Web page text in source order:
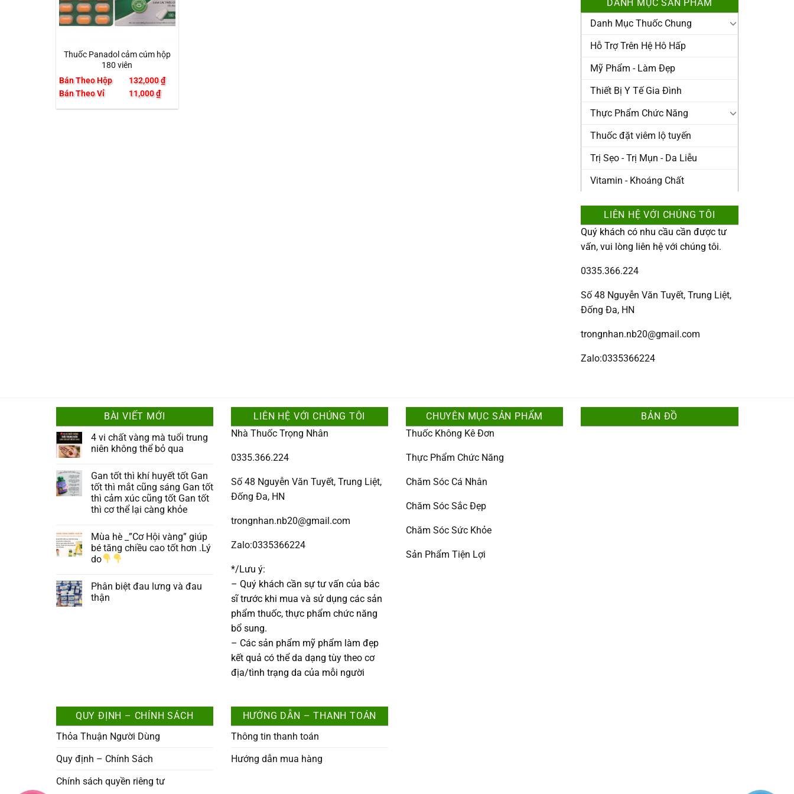
Thuốc Panadol cảm cúm hộp
180 viên
Bán Theo Hộp 132,000₫
Bán Theo Vỉ
11,000₫
DANH MỤC SẢN PHẨM
Danh Mục Thuốc Chung
Hỗ Trợ Trên Hệ Hô Hấp
Mỹ Phẩm - Làm Đẹp
Thiết Bị Y Tế Gia Đình
Thực Phẩm Chức Năng
Thuốc đặt viêm lộ tuyến
Trị Sẹo - Trị Mụn - Da Liễu
Vitamin - Khoáng Chất
LIÊN HỆ VỚI CHÚNG TÔI
Quý khách có nhu cầu cần được tư
vấn, vui lòng liên hệ với chúng tôi.
0335.366.224
Số 48 Nguyễn Văn Tuyết, Trung Liệt,
Đống Đa, HN
trongnhan.nb20@gmail.com
Zalo:0335366224
BÀI VIẾT MỚI
4 vi chất vàng mà tuổi trung
niên không thể bỏ qua
Gan tốt thì khí huyết tốt Gan
tốt thì mắt cũng sáng Gan tốt
thì cảm xúc cũng tốt Gan tốt
thì cơ thể lại càng khỏe
Mùa hè _”Cơ Hội vàng” giúp
bé tăng chiều cao tốt hơn .Lý
do
Phân biệt đau lưng và đau
thận
LIÊN HỆ VỚI CHÚNG TÔI
Nhà Thuốc Trọng Nhân
0335.366.224
Số 48 Nguyễn Văn Tuyết, Trung Liệt,
Đống Đa, HN
trongnhan.nb20@gmail.com
Zalo:0335366224
*/Lưu ý:
– Quý khách cần sự tư vấn của bác
sĩ trước khi mua và sử dụng các sản
phẩm thuốc, thực phẩm chức năng
bổ sung.
– Các sản phẩm mỹ phẩm làm đẹp
kết quả có thể da dạng tùy theo cơ
địa/tình trạng da của mỗi người
CHUYÊN MỤC SẢN PHẨM
Thuốc Không Kê Đơn
Thực Phẩm Chức Năng
Chăm Sóc Cá Nhân
Chăm Sóc Sắc Đẹp
Chăm Sóc Sức Khỏe
Sản Phẩm Tiện Lợi
BẢN ĐỒ
QUY ĐỊNH – CHÍNH SÁCH
Thỏa Thuận Người Dùng
Quy định – Chính Sách
Chính sách quyền riêng tư
HƯỚNG DẪN – THANH TOÁN
Thông tin thanh toán
Hướng dẫn mua hàng